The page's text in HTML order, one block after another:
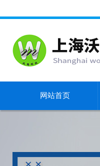
网站首页